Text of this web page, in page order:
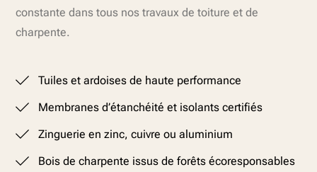
constante dans tous nos travaux de toiture et de
charpente.
Tuiles et ardoises de haute performance
Membranes d’étanchéité et isolants certifiés
Zinguerie en zinc, cuivre ou aluminium
Bois de charpente issus de forêts écoresponsables